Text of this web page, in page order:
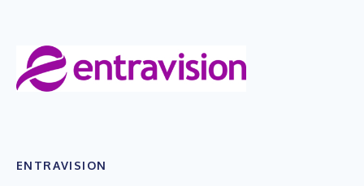
ENTRAVISION